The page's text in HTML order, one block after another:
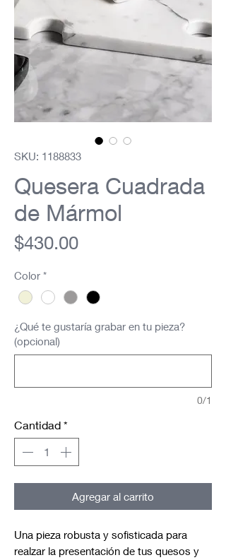
SKU: 1188833
Quesera Cuadrada
de Mármol
$430.00Precio
Color *
¿Qué te gustaría grabar en tu pieza?
(opcional)
0/1
Cantidad *
Agregar al carrito
Una pieza robusta y sofisticada para
realzar la presentación de tus quesos y